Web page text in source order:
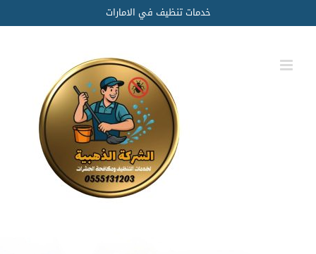
to
content
خدمات تنظيف في الامارات